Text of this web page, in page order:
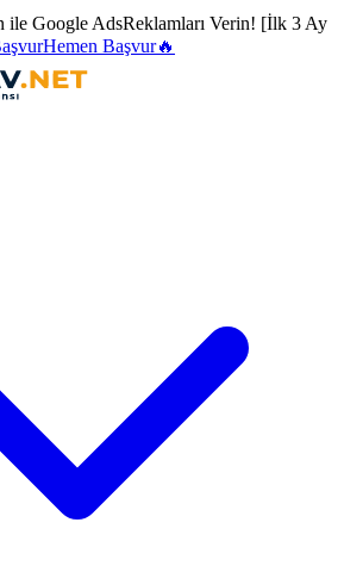
ile Google AdsReklamları Verin! [İlk 3 Ay
Hemen Başvur🔥